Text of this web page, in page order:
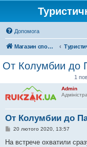
Допомога
Магазин спорядження
От Колумбии до
1
Admin
От Колумбии до
П
в
20 лютого 2020, 13:57
На встрече охватили